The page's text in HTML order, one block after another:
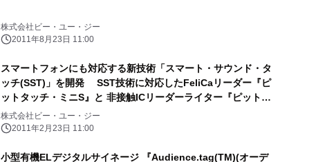
株式会社ビー・ユー・ジー
2011年8月23日 11:00
スマートフォンにも対応する新技術「スマート・サウンド・タ
ッチ(SST)」を開発 SST技術に対応したFeliCaリーダー『ピ
ットタッチ・ミニS』と 非接触ICリーダーライター『ピットタ
ッチ・プロ』を発表
株式会社ビー・ユー・ジー
2011年2月23日 11:00
小型有機ELデジタルサイネージ 『Audience.tag(TM)(オーデ